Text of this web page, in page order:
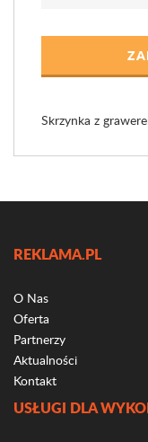
Skrzynka z
REKLAMA.PL
O Nas
Oferta
Partnerzy
Aktualności
Kontakt
USŁUGI DLA